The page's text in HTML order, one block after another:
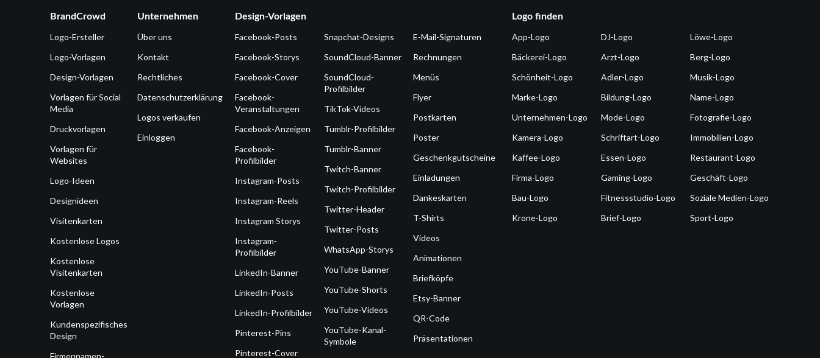
BrandCrowd
Logo-Ersteller
Logo-Vorlagen
Design-Vorlagen
Vorlagen für Social
Media
Druckvorlagen
Vorlagen für
Websites
Logo-Ideen
Designideen
Visitenkarten
Kostenlose Logos
Kostenlose
Visitenkarten
Kostenlose
Vorlagen
Kundenspezifisches
Design
Unternehmen
Über uns
Kontakt
Rechtliches
Datenschutzerklärung
Logos verkaufen
Einloggen
Design-Vorlagen
Facebook-Posts
Facebook-Storys
Facebook-Cover
Facebook-
Veranstaltungen
Facebook-Anzeigen
Facebook-
Profilbilder
Instagram-Posts
Instagram-Reels
Instagram Storys
Instagram-
Profilbilder
LinkedIn-Banner
LinkedIn-Posts
LinkedIn-Profilbilder
Pinterest-Pins
Pinterest-Cover
Snapchat-Designs
SoundCloud-Banner
SoundCloud-
Profilbilder
TikTok-Videos
Tumblr-Profilbilder
Tumblr-Banner
Twitch-Banner
Twitch-Profilbilder
Twitter-Header
Twitter-Posts
WhatsApp-Storys
YouTube-Banner
YouTube-Shorts
YouTube-Videos
YouTube-Kanal-
Symbole
E-Mail-Signaturen
Rechnungen
Menüs
Flyer
Postkarten
Poster
Geschenkgutscheine
Einladungen
Dankeskarten
T-Shirts
Videos
Animationen
Briefköpfe
Etsy-Banner
QR-Code
Präsentationen
Logo finden
App-Logo
Bäckerei-Logo
Schönheit-Logo
Marke-Logo
Unternehmen-Logo
Kamera-Logo
Kaffee-Logo
Firma-Logo
Bau-Logo
Krone-Logo
DJ-Logo
Arzt-Logo
Adler-Logo
Bildung-Logo
Mode-Logo
Schriftart-Logo
Essen-Logo
Gaming-Logo
Fitnessstudio-Logo
Brief-Logo
Löwe-Logo
Berg-Logo
Musik-Logo
Name-Logo
Fotografie-Logo
Immobilien-Logo
Restaurant-Logo
Geschäft-Logo
Soziale Medien-Logo
Sport-Logo